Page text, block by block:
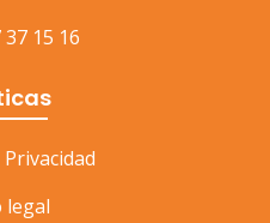
37 15 16
legal